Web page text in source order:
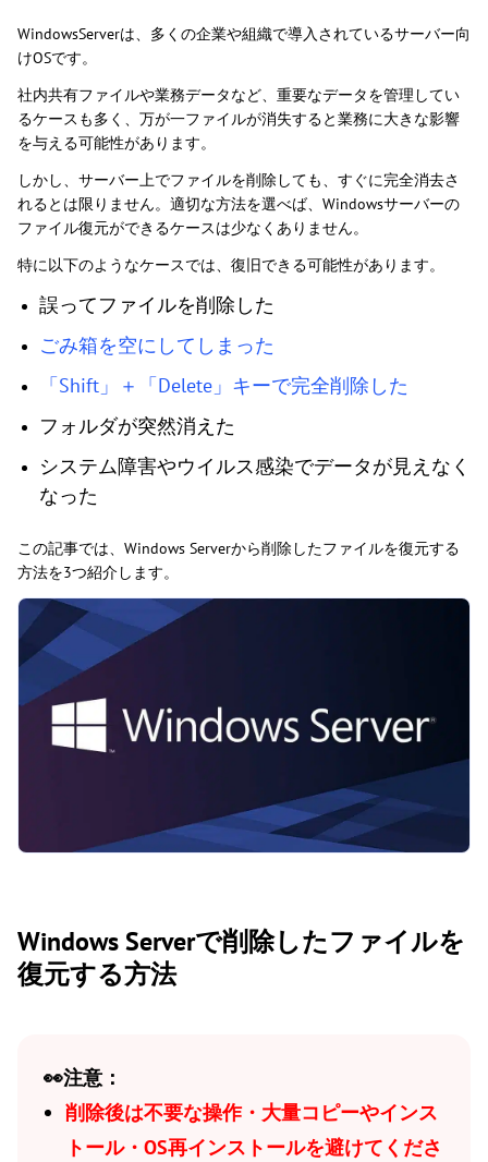
WindowsServerは、多くの企業や組織で導入されているサーバー向
けOSです。
社内共有ファイルや業務データなど、重要なデータを管理してい
るケースも多く、万が一ファイルが消失すると業務に大きな影響
を与える可能性があります。
しかし、サーバー上でファイルを削除しても、すぐに完全消去さ
れるとは限りません。適切な方法を選べば、Windowsサーバーの
ファイル復元ができるケースは少なくありません。
特に以下のようなケースでは、復旧できる可能性があります。
誤ってファイルを削除した
ごみ箱を空にしてしまった
「Shift」＋「Delete」キーで完全削除した
フォルダが突然消えた
システム障害やウイルス感染でデータが見えなく
なった
この記事では、Windows Serverから削除したファイルを復元する
方法を3つ紹介します。
Windows Serverで削除したファイルを
復元する方法
👀注意：
削除後は不要な操作・大量コピーやインス
トール・OS再インストールを避けてくださ